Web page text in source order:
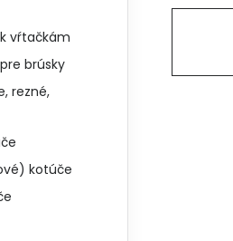
vŕtačkám
brúsky
rezné,
kotúče